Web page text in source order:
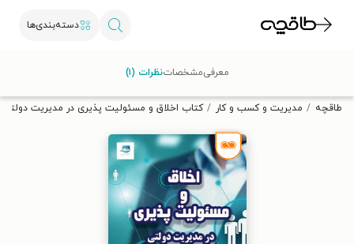
دسته‌بندی‌ها
تخفیف از طاقچه دریافت کن.
طاقچه مدیریت و کسب و کار کتاب اخلاق و مسئولیت پذیری در مدیریت دولتی
معرفیمشخصاتنظرات (۱)